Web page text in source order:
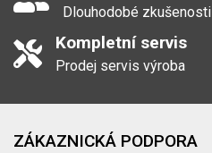
Dlouhodobé zkušenosti
Kompletní servis
Prodej servis výroba
ZÁKAZNICKÁ PODPORA